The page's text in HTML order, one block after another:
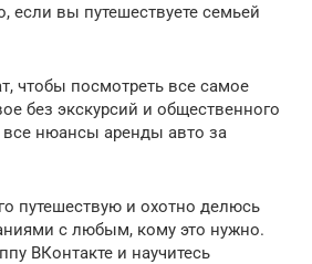
если вы путешествуете семьей
чтобы посмотреть все самое
без экскурсий и общественного
все нюансы аренды авто за
путешествую и охотно делюсь
с любым, кому это нужно.
ВКонтакте и научитесь